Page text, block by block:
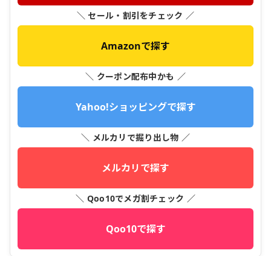
＼ セール・割引をチェック ／
Amazonで探す
＼ クーポン配布中かも ／
Yahoo!ショッピングで探す
＼ メルカリで掘り出し物 ／
メルカリで探す
＼ Qoo10でメガ割チェック ／
Qoo10で探す